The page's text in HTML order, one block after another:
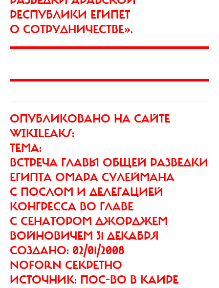
РЕСПУБЛИКИ ЕГИПЕТ
О СОТРУДНИЧЕСТВЕ».
ОПУБЛИКОВАНО НА САЙТЕ
WIKILEAKS:
ТЕМА:
ВСТРЕЧА ГЛАВЫ ОБЩЕЙ РАЗВЕДКИ
ЕГИПТА ОМАРА СУЛЕЙМАНА
С ПОСЛОМ И ДЕЛЕГАЦИЕЙ
КОНГРЕССА ВО ГЛАВЕ
С СЕНАТОРОМ ДЖОРДЖЕМ
ВОЙНОВИЧЕМ 31 ДЕКАБРЯ
СОЗДАНО: 02/01/2008
NOFORN СЕКРЕТНО
ИСТОЧНИК: ПОС-ВО В КАИРЕ